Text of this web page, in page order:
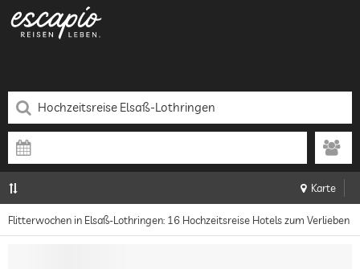
Karte
Flitterwochen in Elsaß-Lothringen: 16 Hochzeitsreise Hotels zum Verlieben